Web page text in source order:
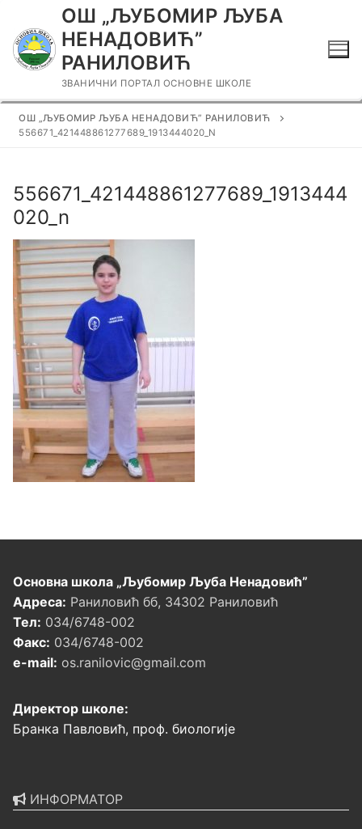
садржаја
ОШ „ЉУБОМИР ЉУБА
НЕНАДОВИЋ”
РАНИЛОВИЋ
ЗВАНИЧНИ ПОРТАЛ ОСНОВНЕ ШКОЛЕ
ОШ „ЉУБОМИР ЉУБА НЕНАДОВИЋ” РАНИЛОВИЋ
556671_421448861277689_1913444020_N
556671_421448861277689_1913444
020_n
Основна школа „Љубомир Љуба Ненадовић”
Адреса: Раниловић бб, 34302 Раниловић
Тел: 034/6748-002
Факс: 034/6748-002
e-mail: os.ranilovic@gmail.com
Директор школе:
Бранка Павловић, проф. биологије
ИНФОРМАТОР